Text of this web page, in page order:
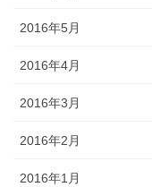
2016年5月
2016年4月
2016年3月
2016年2月
2016年1月